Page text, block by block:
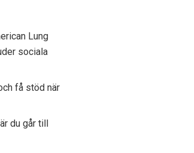
Lung
sociala
få stöd när
du går till